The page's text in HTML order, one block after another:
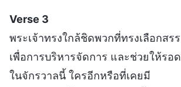
Verse 3
พระเจ้าทรงใกล้ชิดพวกที่ทรงเลือกสรร
เพื่อการบริหารจัดการ และช่วยให้รอด
ในจักรวาลนี้ ใครอีกหรือที่เคยมี